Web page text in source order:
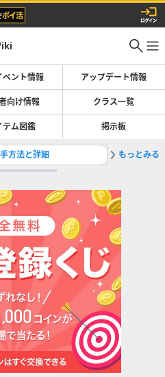
ベント情報 アップデート情報
向け情報 クラス一覧
テム図鑑 掲示板
方法と詳細 22023年7
もっとみる